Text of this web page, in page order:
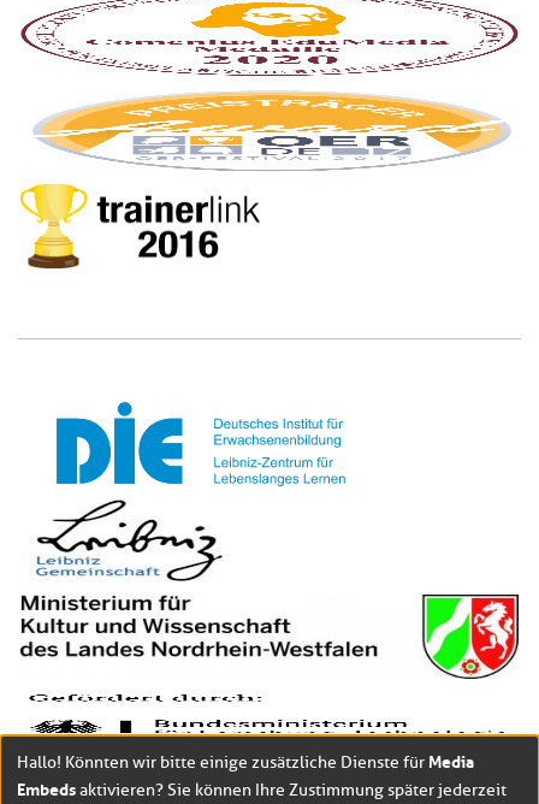
Hallo! Könnten wir bitte einige zusätzliche Dienste für Media
Embedsaktivieren? Sie können Ihre Zustimmung später jederzeit